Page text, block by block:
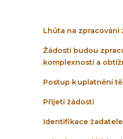
Lhůta na zpracování
Žádosti budou
komplexnosti a
Postup k uplatnění
Přijetí žádosti
Identifikace žadatele